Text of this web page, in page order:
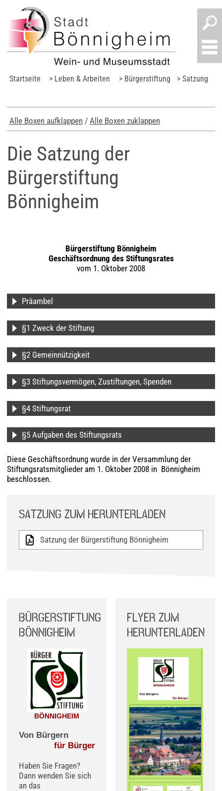
Startseite > Leben & Arbeiten > Bürgerstiftung > Satzung
Alle Boxen aufklappen / Alle Boxen zuklappen
Die Satzung der
Bürgerstiftung
Bönnigheim
Bürgerstiftung Bönnigheim
Geschäftsordnung des Stiftungsrates
vom 1. Oktober 2008
Präambel
§1 Zweck der Stiftung
§2 Gemeinnützigkeit
§3 Stiftungsvermögen, Zustiftungen, Spenden
§4 Stiftungsrat
§5 Aufgaben des Stiftungsrats
Diese Geschäftsordnung wurde in der Versammlung der
Stiftungsratsmitglieder am 1. Oktober 2008 in Bönnigheim
beschlossen.
SATZUNG ZUM HERUNTERLADEN
Satzung der Bürgerstiftung Bönnigheim
BÜRGERSTIFTUNG
BÖNNIGHEIM
BÖNNIGHEIM
Von Bürgern
für Bürger
Haben Sie Fragen?
Dann wenden Sie sich
an das
FLYER ZUM
HERUNTERLADEN